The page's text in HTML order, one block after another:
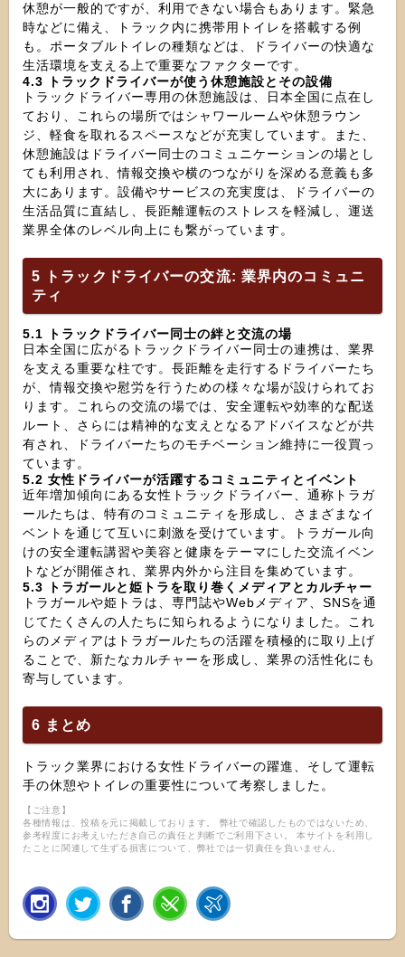
休憩が一般的ですが、利用できない場合もあります。緊急
時などに備え、トラック内に携帯用トイレを搭載する例
も。ポータブルトイレの種類などは、ドライバーの快適な
生活環境を支える上で重要なファクターです。
4.3 トラックドライバーが使う休憩施設とその設備
トラックドライバー専用の休憩施設は、日本全国に点在し
ており、これらの場所ではシャワールームや休憩ラウン
ジ、軽食を取れるスペースなどが充実しています。また、
休憩施設はドライバー同士のコミュニケーションの場とし
ても利用され、情報交換や横のつながりを深める意義も多
大にあります。設備やサービスの充実度は、ドライバーの
生活品質に直結し、長距離運転のストレスを軽減し、運送
業界全体のレベル向上にも繋がっています。
5 トラックドライバーの交流: 業界内のコミュニ
ティ
5.1 トラックドライバー同士の絆と交流の場
日本全国に広がるトラックドライバー同士の連携は、業界
を支える重要な柱です。長距離を走行するドライバーたち
が、情報交換や慰労を行うための様々な場が設けられてお
ります。これらの交流の場では、安全運転や効率的な配送
ルート、さらには精神的な支えとなるアドバイスなどが共
有され、ドライバーたちのモチベーション維持に一役買っ
ています。
5.2 女性ドライバーが活躍するコミュニティとイベント
近年増加傾向にある女性トラックドライバー、通称トラガ
ールたちは、特有のコミュニティを形成し、さまざまなイ
ベントを通じて互いに刺激を受けています。トラガール向
けの安全運転講習や美容と健康をテーマにした交流イベン
トなどが開催され、業界内外から注目を集めています。
5.3 トラガールと姫トラを取り巻くメディアとカルチャー
トラガールや姫トラは、専門誌やWebメディア、SNSを通
じてたくさんの人たちに知られるようになりました。これ
らのメディアはトラガールたちの活躍を積極的に取り上げ
ることで、新たなカルチャーを形成し、業界の活性化にも
寄与しています。
6 まとめ
トラック業界における女性ドライバーの躍進、そして運転
手の休憩やトイレの重要性について考察しました。
【ご注意】
各種情報は、投稿を元に掲載しております。 弊社で確認したものではないため、
参考程度にお考えいただき自己の責任と判断でご利用下さい。 本サイトを利用し
たことに関連して生ずる損害について、弊社では一切責任を負いません。